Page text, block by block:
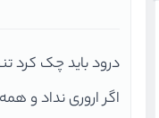
درود باید چک کرد
اگر اروری نداد و